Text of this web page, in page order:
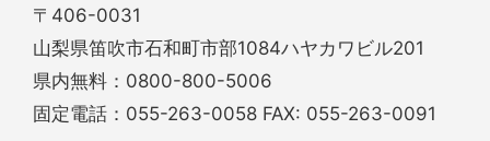
〒406-0031
山梨県笛吹市石和町市部1084ハヤカワビル201
県内無料： 0800-800-5006
固定電話： 055-263-0058 FAX: 055-263-0091